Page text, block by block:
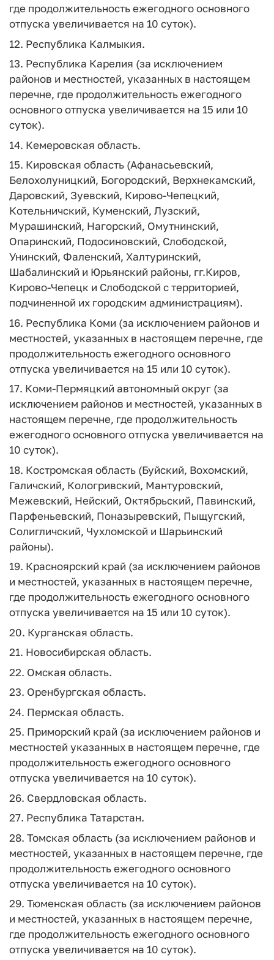
где продолжительность ежегодного основного
отпуска увеличивается на 10 суток).
12. Республика Калмыкия.
13. Республика Карелия (за исключением
районов и местностей, указанных в настоящем
перечне, где продолжительность ежегодного
основного отпуска увеличивается на 15 или 10
суток).
14. Кемеровская область.
15. Кировская область (Афанасьевский,
Белохолуницкий, Богородский, Верхнекамский,
Даровский, Зуевский, Кирово-Чепецкий,
Котельничский, Куменский, Лузский,
Мурашинский, Нагорский, Омутнинский,
Опаринский, Подосиновский, Слободской,
Унинский, Фаленский, Халтуринский,
Шабалинский и Юрьянский районы, гг.Киров,
Кирово-Чепецк и Слободской с территорией,
подчиненной их городским администрациям).
16. Республика Коми (за исключением районов и
местностей, указанных в настоящем перечне, где
продолжительность ежегодного основного
отпуска увеличивается на 15 или 10 суток).
17. Коми-Пермяцкий автономный округ (за
исключением районов и местностей, указанных в
настоящем перечне, где продолжительность
ежегодного основного отпуска увеличивается на
10 суток).
18. Костромская область (Буйский, Вохомский,
Галичский, Кологривский, Мантуровский,
Межевский, Нейский, Октябрьский, Павинский,
Парфеньевский, Поназыревский, Пыщугский,
Солигличский, Чухломской и Шарьинский
районы).
19. Красноярский край (за исключением районов
и местностей, указанных в настоящем перечне,
где продолжительность ежегодного основного
отпуска увеличивается на 15 или 10 суток).
20. Курганская область.
21. Новосибирская область.
22. Омская область.
23. Оренбургская область.
24. Пермская область.
25. Приморский край (за исключением районов и
местностей указанных в настоящем перечне, где
продолжительность ежегодного основного
отпуска увеличивается на 10 суток).
26. Свердловская область.
27. Республика Татарстан.
28. Томская область (за исключением районов и
местностей, указанных в настоящем перечне, где
продолжительность ежегодного основного
отпуска увеличивается на 10 суток).
29. Тюменская область (за исключением районов
и местностей, указанных в настоящем перечне,
где продолжительность ежегодного основного
отпуска увеличивается на 10 суток).